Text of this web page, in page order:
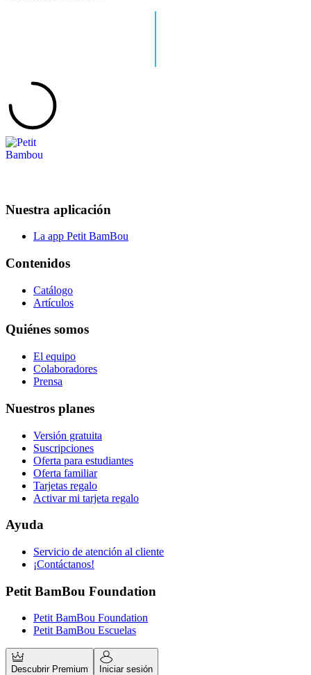
Nuestra aplicación
La app Petit BamBou
Contenidos
Catálogo
Artículos
Quiénes somos
El equipo
Colaboradores
Prensa
Nuestros planes
Versión gratuita
Suscripciones
Oferta para estudiantes
Oferta familiar
Tarjetas regalo
Activar mi tarjeta regalo
Ayuda
Servicio de atención al cliente
¡Contáctanos!
Petit BamBou Foundation
Petit BamBou Foundation
Petit BamBou Escuelas
Descubrir Premium Iniciar sesión